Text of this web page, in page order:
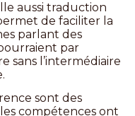
aussi traduction
de faciliter la
parlant des
par
sans l’intermédiaire
sont des
compétences ont